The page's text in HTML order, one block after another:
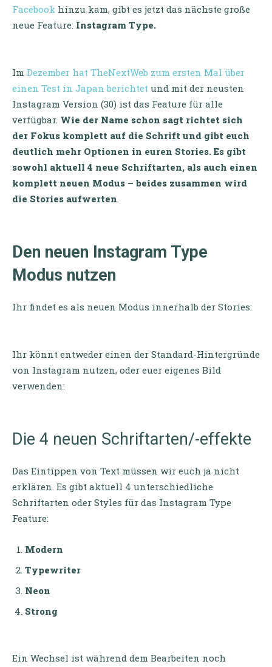
Facebook hinzu kam, gibt es jetzt das nächste große
neue Feature: Instagram Type.
Im Dezember hat TheNextWeb zum ersten Mal über
einen Test in Japan berichtet und mit der neusten
Instagram Version (30) ist das Feature für alle
verfügbar. Wie der Name schon sagt richtet sich
der Fokus komplett auf die Schrift und gibt euch
deutlich mehr Optionen in euren Stories. Es gibt
sowohl aktuell 4 neue Schriftarten, als auch einen
komplett neuen Modus – beides zusammen wird
die Stories aufwerten.
Den neuen Instagram Type
Modus nutzen
Ihr findet es als neuen Modus innerhalb der Stories:
Ihr könnt entweder einen der Standard-Hintergründe
von Instagram nutzen, oder euer eigenes Bild
verwenden:
Die 4 neuen Schriftarten/-effekte
Das Eintippen von Text müssen wir euch ja nicht
erklären. Es gibt aktuell 4 unterschiedliche
Schriftarten oder Styles für das Instagram Type
Feature:
Modern
Typewriter
Neon
Strong
Ein Wechsel ist während dem Bearbeiten noch